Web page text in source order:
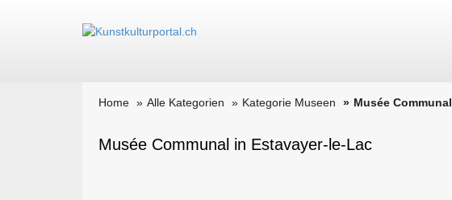
Home Alle Kategorien Kategorie Museen Musée Communal
Musée Communal in Estavayer-le-Lac